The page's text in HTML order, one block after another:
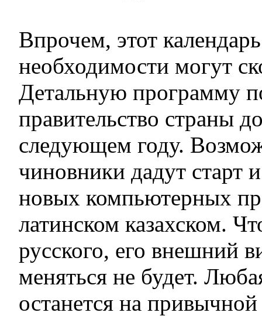
Впрочем, этот
необходимости могут
Детальную программу
правительство страны
следующем году.
чиновники дадут старт
новых компьютерных
латинском казахском.
русского, его внешний
меняться не будет.
останется на